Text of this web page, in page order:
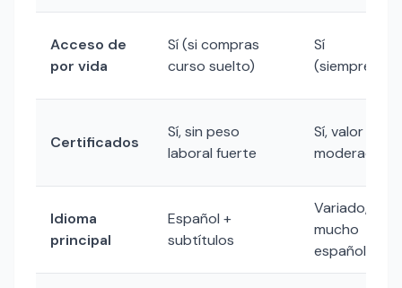
Acceso de
por vida
Sí (si compras
curso suelto)
Sí
(siempre)
Certificados
Sí, sin peso
laboral fuerte
Sí, valor
moderado
Idioma
principal
Español +
subtítulos
Variado,
mucho
español